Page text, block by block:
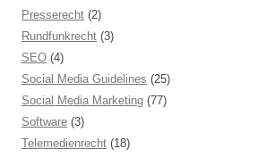
Presserecht (2)
Rundfunkrecht (3)
SEO (4)
Social Media Guidelines (25)
Social Media Marketing (77)
Software (3)
Telemedienrecht (18)